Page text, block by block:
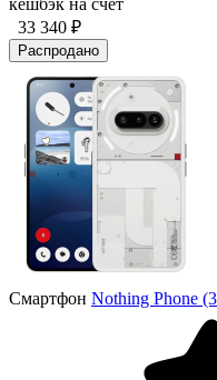
33 340 ₽
Распродано
Смартфон Nothing Phone